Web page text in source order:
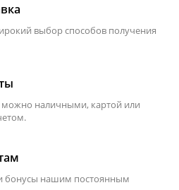
выбор способов получения
можно наличными, картой или
бонусы нашим постоянным